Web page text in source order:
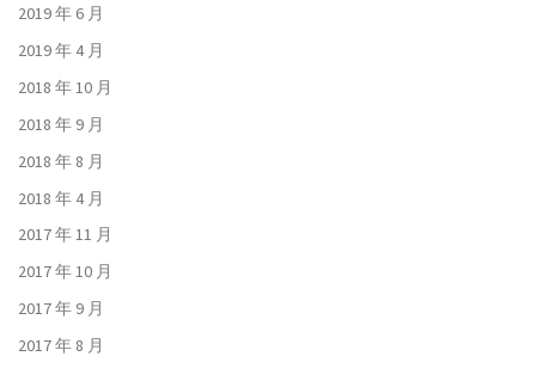
2019 年 6 月
2019 年 4 月
2018 年 10 月
2018 年 9 月
2018 年 8 月
2018 年 4 月
2017 年 11 月
2017 年 10 月
2017 年 9 月
2017 年 8 月